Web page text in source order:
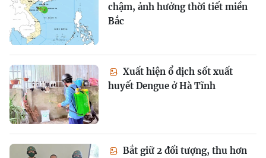
chậm, ảnh hưởng thời tiết miền
Bắc
Xuất hiện ổ dịch sốt xuất
huyết Dengue ở Hà Tĩnh
Bắt giữ 2 đối tượng, thu hơn